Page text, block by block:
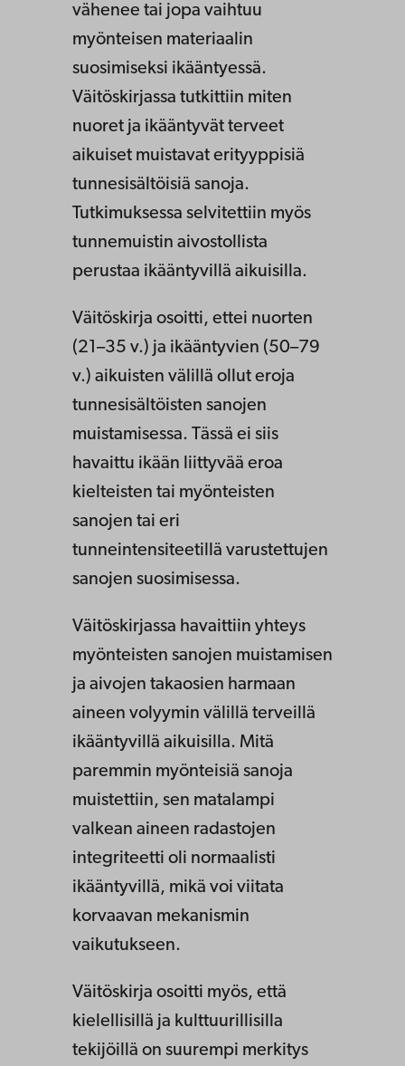
vähenee tai jopa vaihtuu
myönteisen materiaalin
suosimiseksi ikääntyessä.
Väitöskirjassa tutkittiin miten
nuoret ja ikääntyvät terveet
aikuiset muistavat erityyppisiä
tunnesisältöisiä sanoja.
Tutkimuksessa selvitettiin myös
tunnemuistin aivostollista
perustaa ikääntyvillä aikuisilla.
Väitöskirja osoitti, ettei nuorten
(21–35 v.) ja ikääntyvien (50–79
v.) aikuisten välillä ollut eroja
tunnesisältöisten sanojen
muistamisessa. Tässä ei siis
havaittu ikään liittyvää eroa
kielteisten tai myönteisten
sanojen tai eri
tunneintensiteetillä varustettujen
sanojen suosimisessa.
Väitöskirjassa havaittiin yhteys
myönteisten sanojen muistamisen
ja aivojen takaosien harmaan
aineen volyymin välillä terveillä
ikääntyvillä aikuisilla. Mitä
paremmin myönteisiä sanoja
muistettiin, sen matalampi
valkean aineen radastojen
integriteetti oli normaalisti
ikääntyvillä, mikä voi viitata
korvaavan mekanismin
vaikutukseen.
Väitöskirja osoitti myös, että
kielellisillä ja kulttuurillisilla
tekijöillä on suurempi merkitys